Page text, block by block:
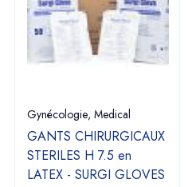
Gynécologie, Medical
GANTS CHIRURGICAUX
STERILES H 7.5 en
LATEX - SURGI GLOVES